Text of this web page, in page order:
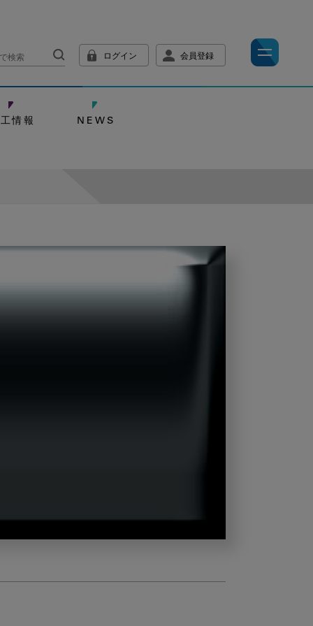
ログイン 会員登録
情報 NEWS